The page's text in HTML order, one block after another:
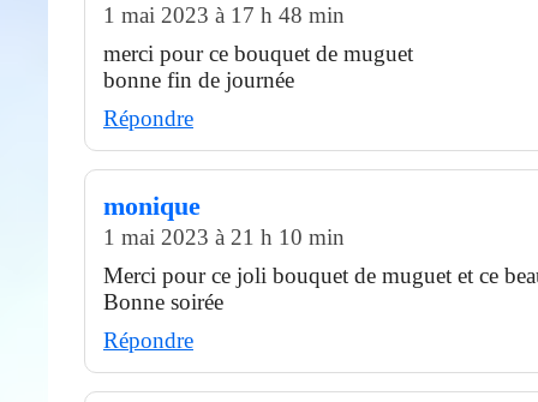
1 mai 2023 à 17 h 48 min
merci pour ce bouquet de muguet
bonne fin de journée
Répondre
monique
1 mai 2023 à 21 h 10 min
Merci pour ce joli bouquet de muguet et ce
Bonne soirée
Répondre